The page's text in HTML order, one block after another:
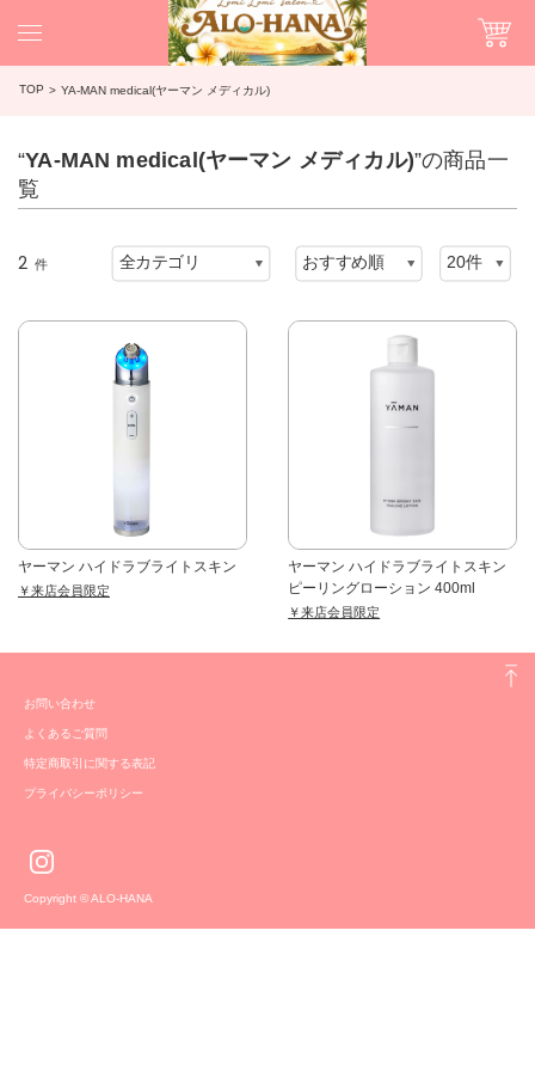
TOP YA-MAN medical(ヤーマン メディカル)
“YA-MAN medical(ヤーマン メディカル)”の商品一
覧
2 件
ヤーマン ハイドラブライトスキン
￥来店会員限定
ヤーマン ハイドラブライトスキン
ピーリングローション 400ml
￥来店会員限定
お問い合わせ
よくあるご質問
特定商取引に関する表記
プライバシーポリシー
Copyright © ALO-HANA